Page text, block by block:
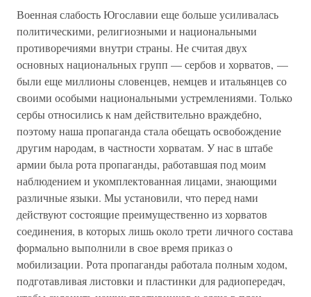
Военная слабость Югославии еще больше усиливалась
политическими, религиозными и национальными
противоречиями внутри страны. Не считая двух
основных национальных групп — сербов и хорватов, —
были еще миллионы словенцев, немцев и итальянцев со
своими особыми национальными устремлениями. Только
сербы относились к нам действительно враждебно,
поэтому наша пропаганда стала обещать освобождение
другим народам, в частности хорватам. У нас в штабе
армии была рота пропаганды, работавшая под моим
наблюдением и укомплектованная лицами, знающими
различные языки. Мы установили, что перед нами
действуют состоящие преимущественно из хорватов
соединения, в которых лишь около трети личного состава
формально выполнили в свое время приказ о
мобилизации. Рота пропаганды работала полным ходом,
подготавливая листовки и пластинки для радиопередач,